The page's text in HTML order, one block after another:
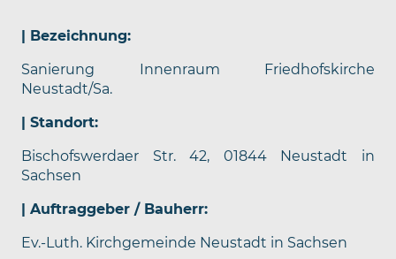
| Bezeichnung:
Sanierung Innenraum Friedhofskirche
Neustadt/Sa.
| Standort:
Bischofswerdaer Str. 42, 01844 Neustadt in
Sachsen
| Auftraggeber / Bauherr:
Ev.-Luth. Kirchgemeinde Neustadt in Sachsen